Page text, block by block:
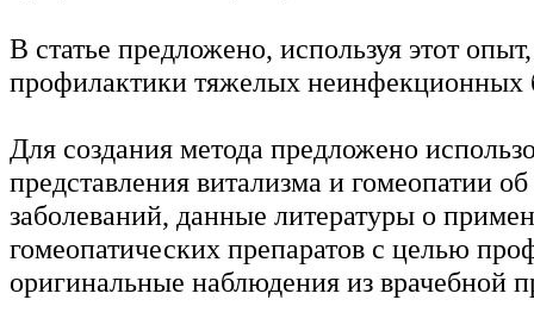
В статье предложено, используя этот
профилактики тяжелых неинфекционных
Для создания метода предложено
представления витализма и гомеопатии
заболеваний, данные литературы о
гомеопатических препаратов с целью
оригинальные наблюдения из врачебной